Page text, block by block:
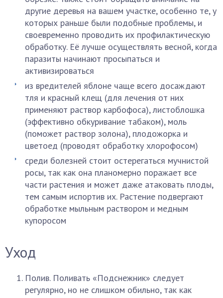
другие деревья на вашем участке, особенно те, у
которых раньше были подобные проблемы, и
своевременно проводить их профилактическую
обработку. Её лучше осуществлять весной, когда
паразиты начинают просыпаться и
активизироваться
из вредителей яблоне чаще всего досаждают
тля и красный клещ (для лечения от них
применяют раствор карбофоса), листоблошка
(эффективно обкуривание табаком), моль
(поможет раствор золона), плодожорка и
цветоед (проводят обработку хлорофосом)
среди болезней стоит остерегаться мучнистой
росы, так как она планомерно поражает все
части растения и может даже атаковать плоды,
тем самым испортив их. Растение подвергают
обработке мыльным раствором и медным
купоросом
Уход
Полив. Поливать «Подснежник» следует
регулярно, но не слишком обильно, так как